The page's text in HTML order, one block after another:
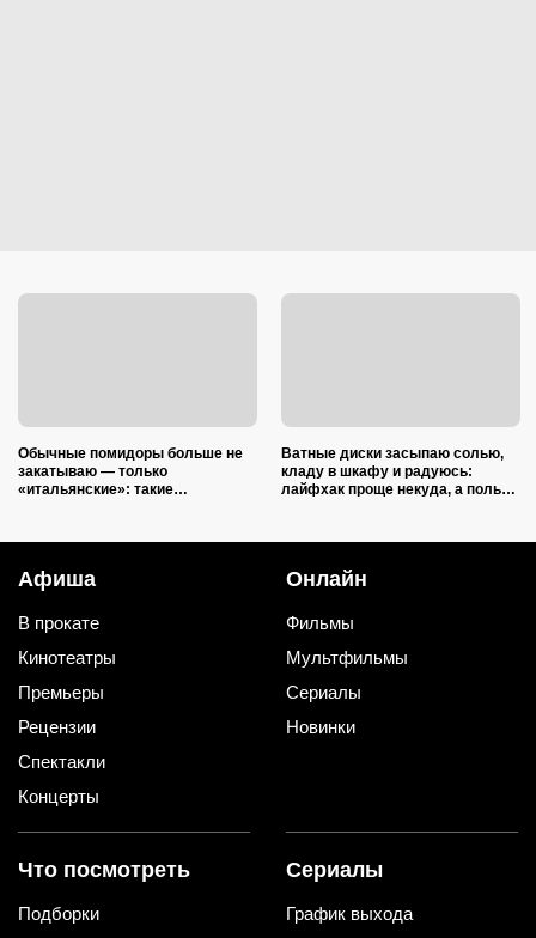
Обычные помидоры больше не
закатываю — только
«итальянские»: такие
Ватные диски засыпаю солью,
кладу в шкафу и радуюсь:
лайфхак проще некуда, а пользы
Афиша
В прокате
Кинотеатры
Премьеры
Рецензии
Спектакли
Концерты
Онлайн
Фильмы
Мультфильмы
Сериалы
Новинки
Что посмотреть
Подборки
Сериалы
График выхода